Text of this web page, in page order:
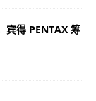
得 PENTAX 筹